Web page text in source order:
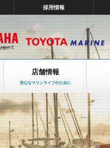
採用情報
店舗情報
安心なマリンライフのために